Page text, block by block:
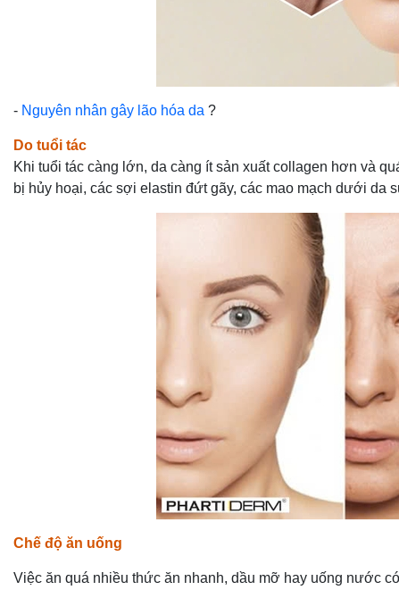
- Nguyên nhân gây lão hóa da ?
Do tuổi tác
Khi tuổi tác càng lớn, da càng ít sản xuất collagen hơn và
bị hủy hoại, các sợi elastin đứt gãy, các mao mạch dưới da
Chế độ ăn uống
Việc ăn quá nhiều thức ăn nhanh, dầu mỡ hay uống nước